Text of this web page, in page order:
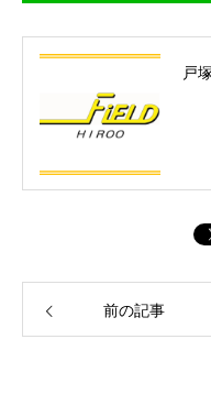
戸
前の記事